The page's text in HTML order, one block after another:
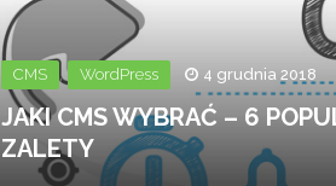
CMS , WordPress 4 grudnia 2018
JAKI CMS WYBRAĆ – 6
ZALETY